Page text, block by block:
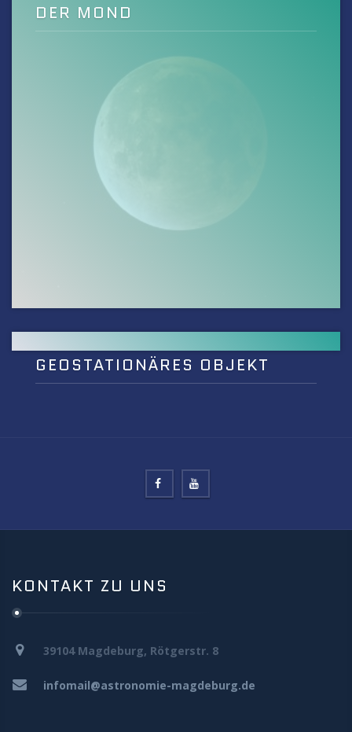
DER MOND
GEOSTATIONÄRES OBJEKT
KONTAKT ZU UNS
39104 Magdeburg, Rötgerstr. 8
infomail@astronomie-magdeburg.de